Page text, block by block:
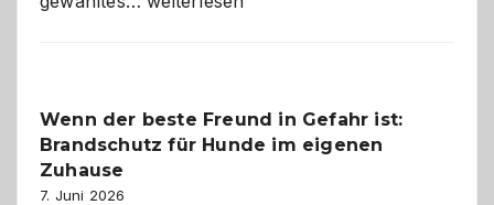
und
herzlich
Wenn der beste Freund in Gefahr ist:
Brandschutz für Hunde im eigenen
Zuhause
7. Juni 2026